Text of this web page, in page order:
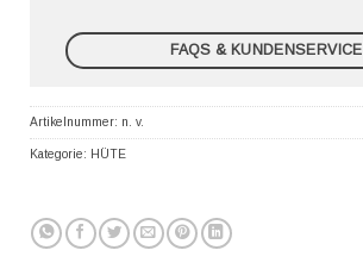
FAQS & KUNDENSERVICE
Artikelnummer: n. v.
Kategorie: HÜTE